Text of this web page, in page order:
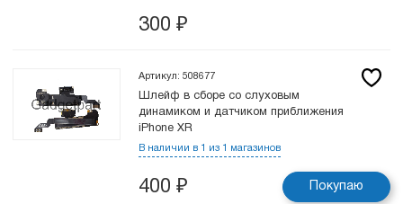
300 ₽
Артикул: 508677
Шлейф в сборе cо слуховым
динамиком и датчиком приближения
iPhone XR
В наличии в 1 из 1 магазинов
400 ₽ Покупаю